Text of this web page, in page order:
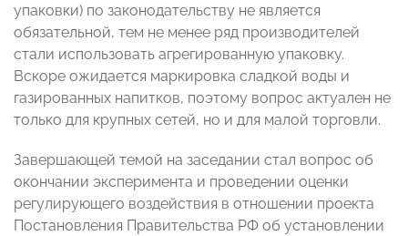
упаковки) по законодательству не является
обязательной, тем не менее ряд производителей
стали использовать агрегированную упаковку.
Вскоре ожидается маркировка сладкой воды и
газированных напитков, поэтому вопрос актуален не
только для крупных сетей, но и для малой торговли.
Завершающей темой на заседании стал вопрос об
окончании эксперимента и проведении оценки
регулирующего воздействия в отношении проекта
Постановления Правительства РФ об установлении